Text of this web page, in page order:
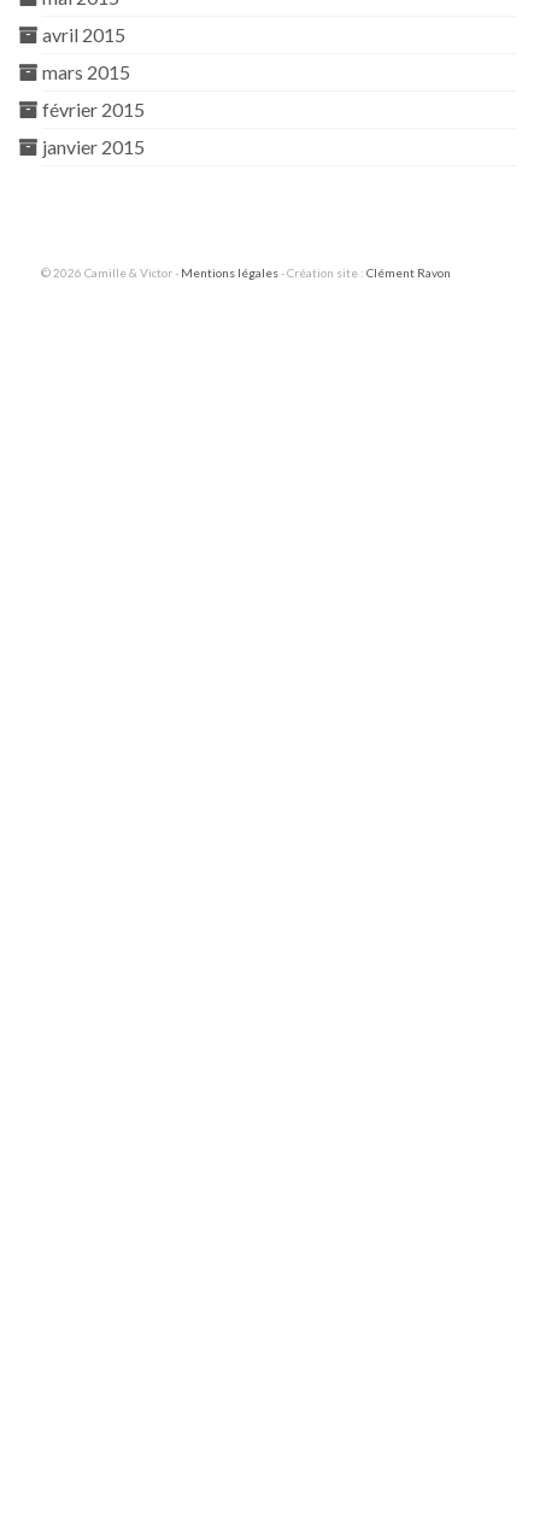
avril 2015
mars 2015
février 2015
janvier 2015
© 2026 Camille & Victor - Mentions légales- Création site : Clément Ravon